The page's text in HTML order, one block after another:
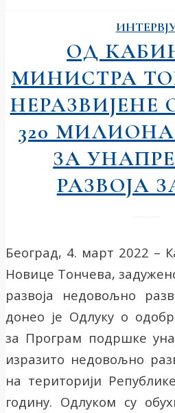
ОД
МИНИСТРА
320
ЗА
РАЗВОЈА
Београд, 4. март 2022 –
Новице Тончева,
развоја недовољно
донео је Одлуку о
за Програм подршке
изразито недовољно
на територији
годину. Одлуком су